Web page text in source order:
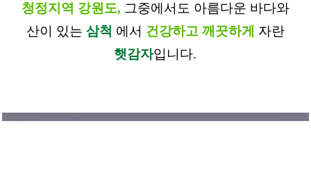
청정지역 강원도, 그중에서도 아름다운 바다와
산이 있는 삼척 에서 건강하고 깨끗하게
자란
햇감자입니다.